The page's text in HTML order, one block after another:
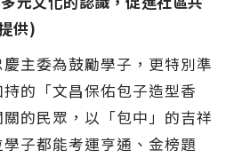
供)
主委為鼓勵學子，更特別準
的「文昌保佑包子造型香
的民眾，以「包中」的吉祥
子都能考運亨通、金榜題